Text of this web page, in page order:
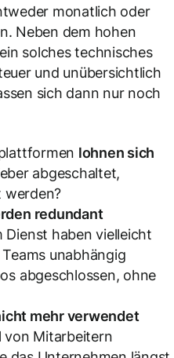
monatlich oder
Neben dem hohen
solches technisches
und unübersichtlich
sich dann nur noch
lohnen sich
abgeschaltet,
werden?
redundant
Dienst haben vielleicht
unabhängig
abgeschlossen, ohne
mehr verwendet
von Mitarbeitern